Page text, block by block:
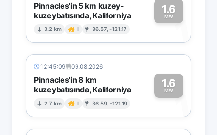
Pinnacles'in 5 km kuzey-
kuzeybatısında, Kaliforniya
3.2 km I 36.57, -121.17
1.6
MW1
12:45:09 09.08.2026
Pinnacles'in 8 km
kuzeybatısında, Kaliforniya
2.7 km I 36.59, -121.19
1.6
MW1